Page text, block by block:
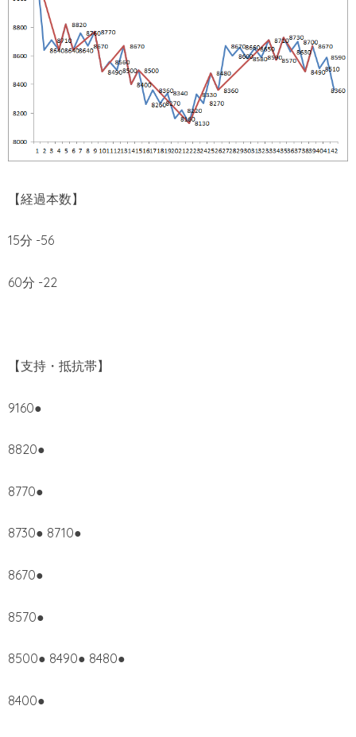
【経過本数】
15分 -56
60分 -22
【支持・抵抗帯】
9160●
8820●
8770●
8730● 8710●
8670●
8570●
8500● 8490● 8480●
8400●